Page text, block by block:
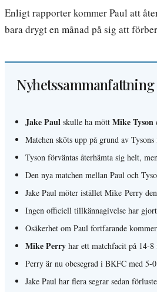
Enligt rapporter kommer Paul att
bara drygt en månad på sig att
Nyhetssammanfattning
Jake Paul skulle ha mött Mike Tyson
Matchen sköts upp på grund av
Tyson förväntas återhämta sig helt,
Den nya matchen mellan Paul och
Jake Paul möter istället Mike Perry
Ingen officiell tillkännagivelse har
Osäkerhet om Paul fortfarande
Mike Perry har ett matchfacit på 14-
Perry är nu obesegrad i BKFC med 5-
Jake Paul har flera segrar sedan